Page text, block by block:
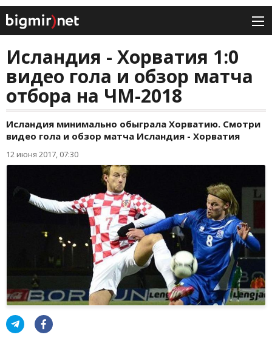
Исландия - Хорватия 1:0
видео гола и обзор матча
отбора на ЧМ-2018
Исландия минимально обыграла Хорватию. Смотри
видео гола и обзор матча Исландия - Хорватия
12 июня 2017, 07:30